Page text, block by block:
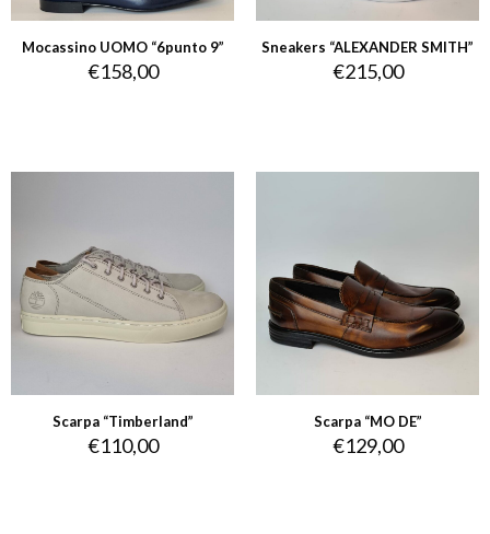
Mocassino UOMO “6punto 9”
€158,00
Sneakers “ALEXANDER SMITH”
€215,00
Scarpa “Timberland”
€110,00
Scarpa “MO DE”
€129,00